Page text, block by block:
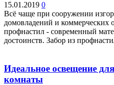
15.01.2019 0
Всё чаще при сооружении
домовладений и коммерческих
профнастил - современный
достоинств. Забор из
Идеальное освещение
комнаты